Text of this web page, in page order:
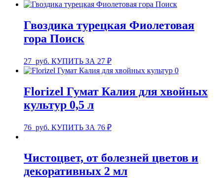
Гвоздика турецкая Фиолетовая
гора Поиск
27 руб. КУПИТЬ ЗА 27 ₽
Florizel Гумат Калия для хвойных
культур 0,5 л
76 руб. КУПИТЬ ЗА 76 ₽
Чистоцвет, от болезней цветов и
декоративных 2 мл